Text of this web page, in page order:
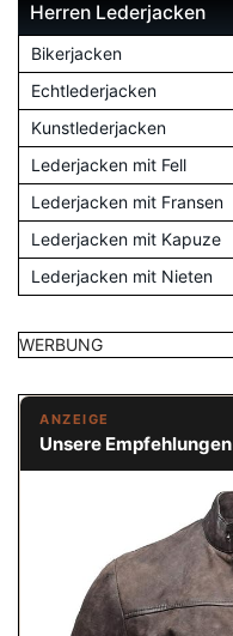
Herren Lederjacken
Bikerjacken
Echtlederjacken
Kunstlederjacken
Lederjacken mit Fell
Lederjacken mit Fransen
Lederjacken mit Kapuze
Lederjacken mit Nieten
WERBUNG
ANZEIGE
Unsere Empfehlungen